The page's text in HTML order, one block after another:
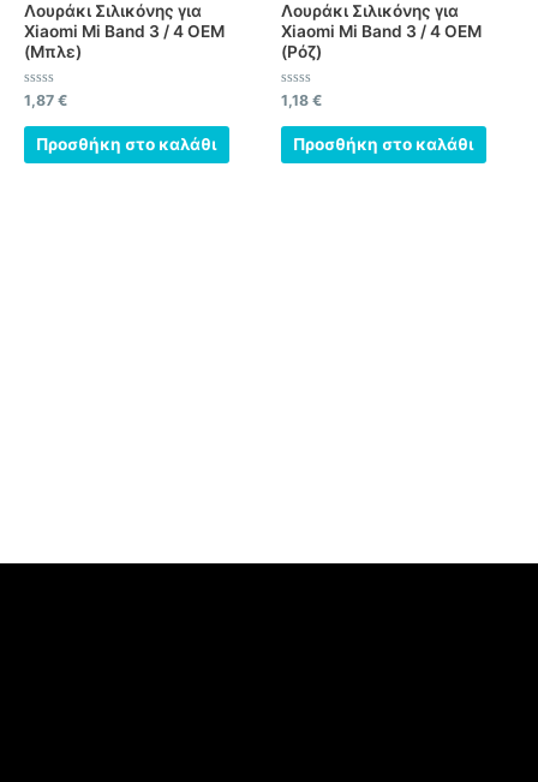
Λουράκι Σιλικόνης για
Xiaomi Mi Band 3 / 4 OEM
(Μπλε)
Βαθμολογήθηκε
με
0
από
1,87 €
Προσθήκη στο καλάθι
Λουράκι Σιλικόνης για
Xiaomi Mi Band 3 / 4 OEM
(Ρόζ)
Βαθμολογήθηκε
με
0
από
1,18 €
Προσθήκη στο καλάθι